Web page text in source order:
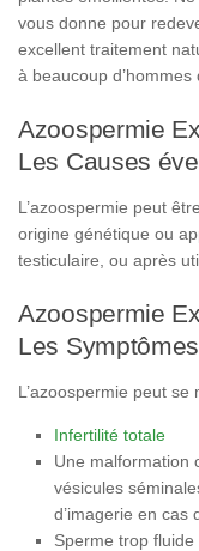
vous donne pour
excellent traitement
à beaucoup
Azoospermie
Les Causes
L’azoospermie peut
origine génétique ou
testiculaire, ou après
Azoospermie
Les Symptômes
L’azoospermie peut se
Infertilité totale
Une malformation
vésicules
d’imagerie en cas
Sperme trop fluide